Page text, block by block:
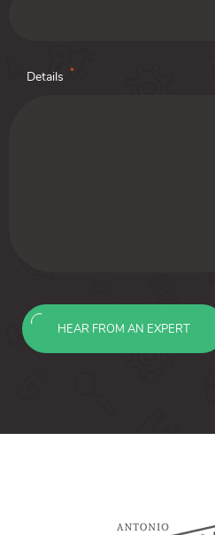
Details *
HEAR FROM AN EXPERT